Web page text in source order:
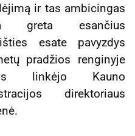
ir tas ambicingas
greta esančius
esate pavyzdys
pradžios renginyje
linkėjo Kauno
direktoriaus